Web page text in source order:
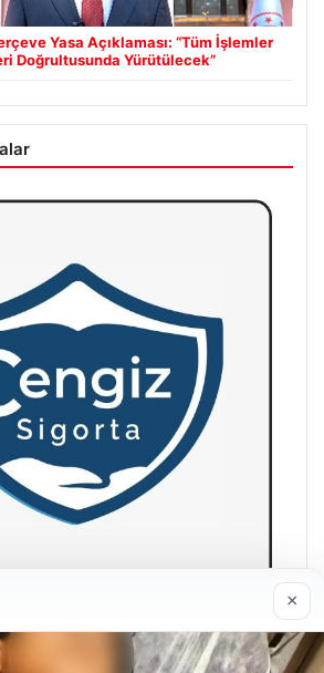
Yasa Açıklaması: “Tüm İşlemler
Doğrultusunda Yürütülecek”
×